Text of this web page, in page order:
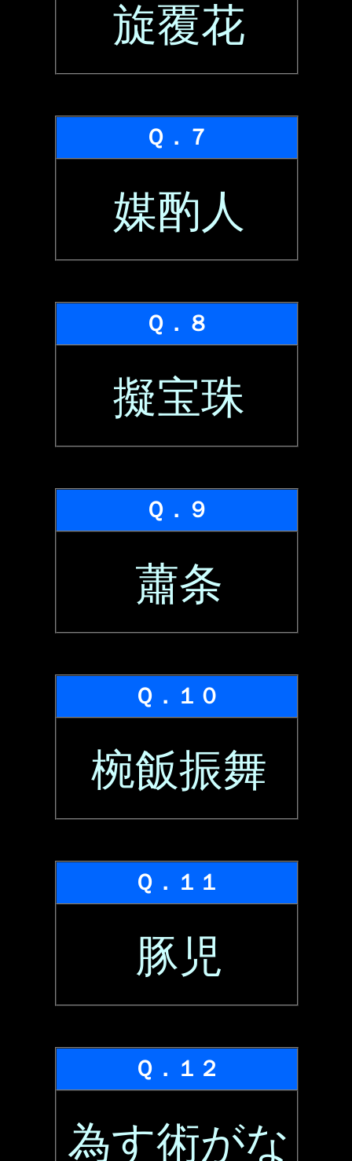
旋覆花
Ｑ．７
媒酌人
Ｑ．８
擬宝珠
Ｑ．９
蕭条
Ｑ．１０
椀飯振舞
Ｑ．１１
豚児
Ｑ．１２
為す術がな